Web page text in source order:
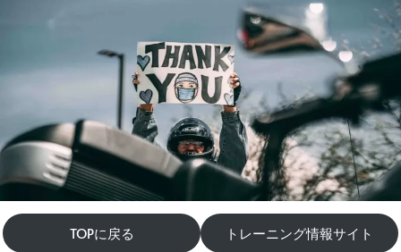
TOPに戻る トレーニング情報サイト